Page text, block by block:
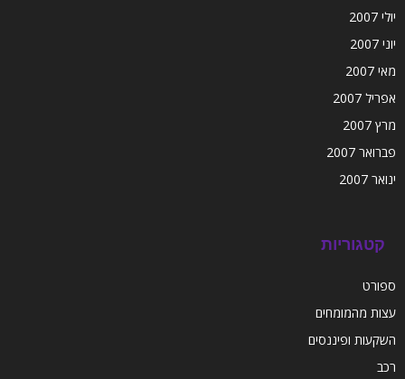
יולי 2007
יוני 2007
מאי 2007
אפריל 2007
מרץ 2007
פברואר 2007
ינואר 2007
קטגוריות
ספורט
עצות מהמומחים
השקעות ופיננסים
רכב